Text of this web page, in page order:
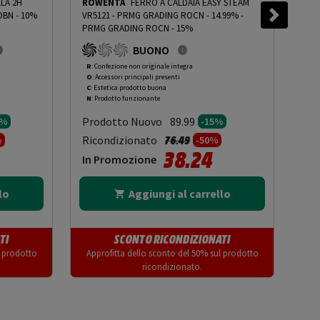
2H
- 10%
da
prodotto
ROWENTA FERRO A CALDAIA EASY STEAM
VR5121 - PRMG GRADING ROCN - 14.99%-
PRMG GRADING ROCN - 15%
BUONO
R: Confezione non originale integra
O: Accessori principali presenti
C: Estetica prodotto buona
N: Prodotto funzionante
Prodotto Nuovo 89.99 -15%
Ricondizionato Prezzo ridotto da
76.49a-50%
In Promozione 38.24
Aggiungi al carrello
SCONTO RICONDIZIONATI
Approfitta dello sconto del 50% sul prodotto
ricondizionato.